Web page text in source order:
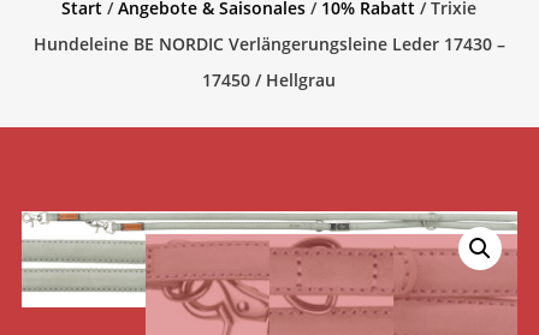
Start /Angebote & Saisonales / 10% Rabatt / Trixie
Hundeleine BE NORDIC Verlängerungsleine Leder 17430 –
17450 / Hellgrau